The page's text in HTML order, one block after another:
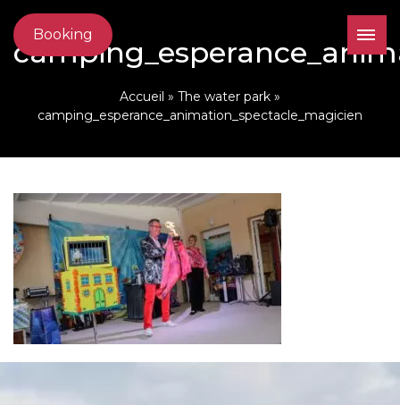
Booking
Accueil » The water park »
camping_esperance_animation_spectacle_magicien